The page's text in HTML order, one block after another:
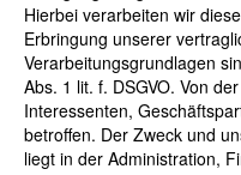
Hierbei verarbeiten wir
Erbringung unserer
Verarbeitungsgrundlagen
Abs. 1 lit. f. DSGVO. Von
Interessenten,
betroffen. Der Zweck und
liegt in der Administration,